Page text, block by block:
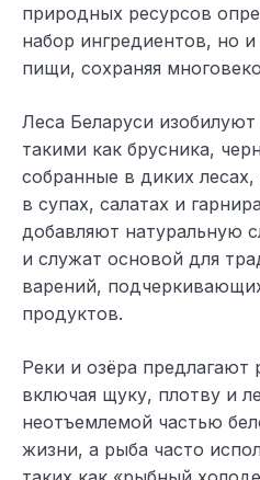
природных ресурсов
набор ингредиентов, но
пищи, сохраняя
Леса Беларуси
такими как брусника,
собранные в диких
в супах, салатах и
добавляют натуральную
и служат основой для
варений,
продуктов.
Реки и озёра предлагают
включая щуку, плотву и
неотъемлемой частью
жизни, а рыба часто